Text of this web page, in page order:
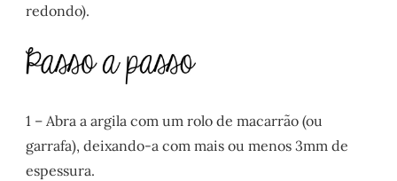
redondo).
1 – Abra a argila com um rolo de macarrão (ou
garrafa), deixando-a com mais ou menos 3mm de
espessura.